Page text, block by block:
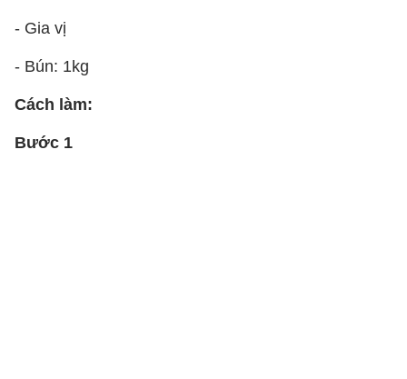
- Gia vị
- Bún: 1kg
Cách làm:
Bước 1